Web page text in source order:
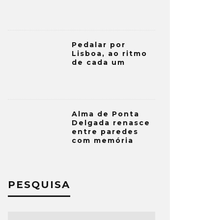
Pedalar por
Lisboa, ao ritmo
de cada um
Alma de Ponta
Delgada renasce
entre paredes
com memória
PESQUISA